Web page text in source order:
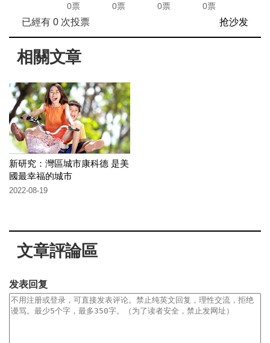
0票 0票 0票 0票
已經有 0次投票 抢沙发
相關文章
新研究：灣區城市康科德 是美
國最幸福的城市
2022-08-19
文章評論區
发表回复